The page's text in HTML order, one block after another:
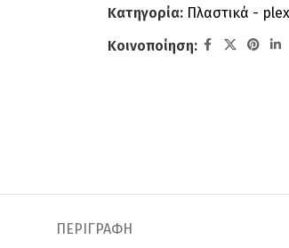
Κατηγορία: Πλαστικά -
Κοινοποίηση:
ΠΕΡΙΓΡΑΦΉ